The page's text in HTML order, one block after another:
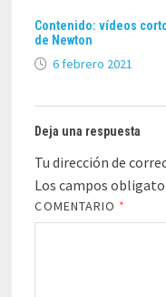
Contenido: vídeos
de Newton
6 febrero 2021
Deja una respuesta
Tu dirección de
Los campos
COMENTARIO *